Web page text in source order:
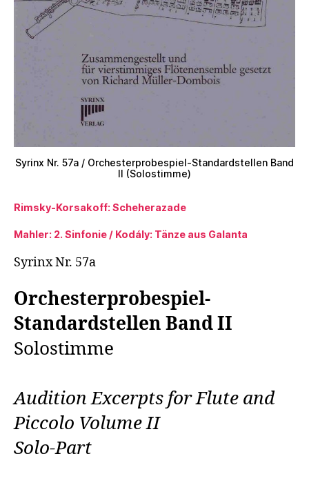
Syrinx Nr. 57a / Orchesterprobespiel-Standardstellen Band
II (Solostimme)
Rimsky-Korsakoff: Scheherazade
Mahler: 2. Sinfonie / Kodály: Tänze aus Galanta
Syrinx Nr. 57a
Orchesterprobespiel-
Standardstellen Band II
Solostimme
Audition Excerpts for Flute and
Piccolo Volume II
Solo-Part